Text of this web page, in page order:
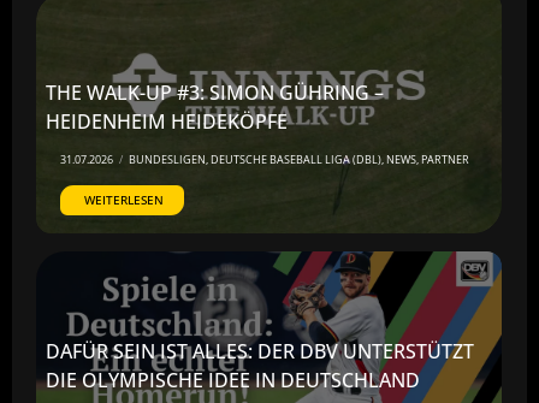
THE WALK-UP #3: SIMON GÜHRING –
HEIDENHEIM HEIDEKÖPFE
31.07.2026 / BUNDESLIGEN,DEUTSCHE BASEBALL LIGA (DBL),NEWS,PARTNER
WEITERLESEN
DAFÜR SEIN IST ALLES: DER DBV UNTERSTÜTZT
DIE OLYMPISCHE IDEE IN DEUTSCHLAND